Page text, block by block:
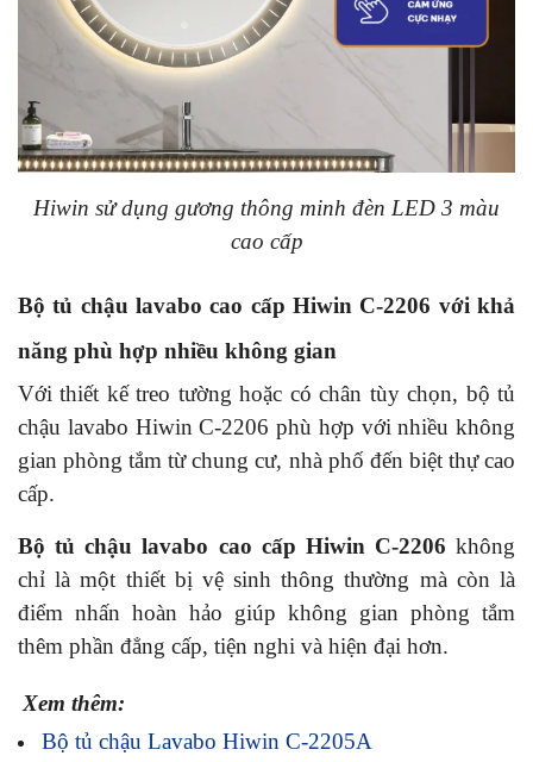
Hiwin sử dụng gương thông minh đèn LED 3 màu
cao cấp
Bộ tủ chậu lavabo cao cấp Hiwin C-2206 với khả
năng phù hợp nhiều không gian
Với thiết kế treo tường hoặc có chân tùy chọn, bộ tủ
chậu lavabo Hiwin C-2206 phù hợp với nhiều không
gian phòng tắm từ chung cư, nhà phố đến biệt thự cao
cấp.
Bộ tủ chậu lavabo cao cấp Hiwin C-2206 không
chỉ là một thiết bị vệ sinh thông thường mà còn là
điểm nhấn hoàn hảo giúp không gian phòng tắm
thêm phần đẳng cấp, tiện nghi và hiện đại hơn.
Xem thêm:
Bộ tủ chậu Lavabo Hiwin C-2205A